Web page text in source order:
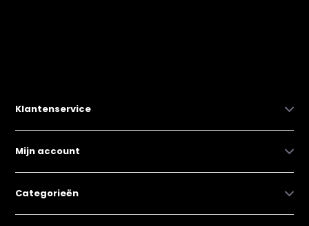
Klantenservice
Mijn account
Categorieën